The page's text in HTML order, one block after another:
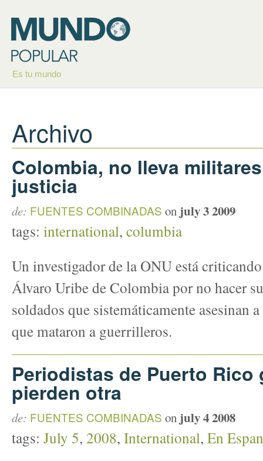
Es tu mundo
Archivo
Colombia, no lleva
justicia
de: FUENTES COMBINADAS on july 3 2009
tags: international, columbia
Un investigador de la ONU está
Álvaro Uribe de Colombia por no hacer
soldados que sistemáticamente asesinan
que mataron a guerrilleros.
Periodistas de Puerto Rico
pierden otra
de: FUENTES COMBINADAS on july 4 2008
tags: July 5, 2008, International, En